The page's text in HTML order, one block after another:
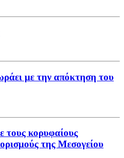
με την απόκτηση του
τους κορυφαίους
της Μεσογείου